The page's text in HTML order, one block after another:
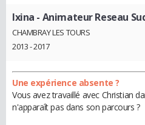
Ixina - Animateur Reseau
CHAMBRAY LES TOURS
2013 - 2017
Une expérience absente ?
Vous avez travaillé avec Christian
n'apparaît pas dans son parcours ?